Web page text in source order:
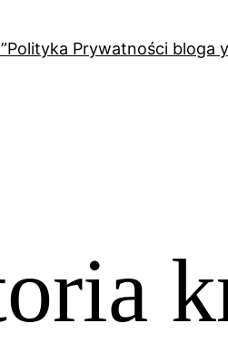
Polityka Prywatności bloga